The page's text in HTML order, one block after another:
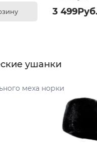
3 499Руб.
ушанки
меха норки